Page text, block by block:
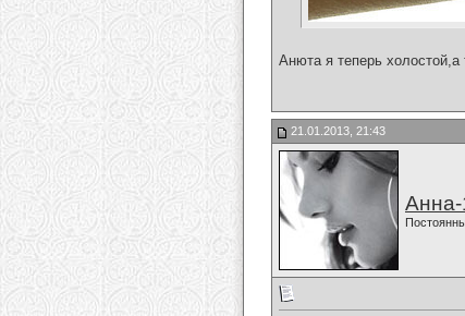
Анюта я теперь
21.01.2013, 21:43